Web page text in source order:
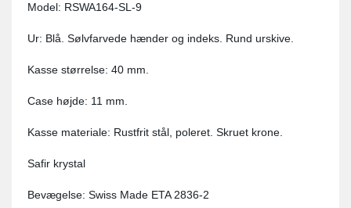
Model: RSWA164-SL-9
Ur: Blå. Sølvfarvede hænder og indeks. Rund urskive.
Kasse størrelse: 40 mm.
Case højde: 11 mm.
Kasse materiale: Rustfrit stål, poleret. Skruet krone.
Safir krystal
Bevægelse: Swiss Made ETA 2836-2